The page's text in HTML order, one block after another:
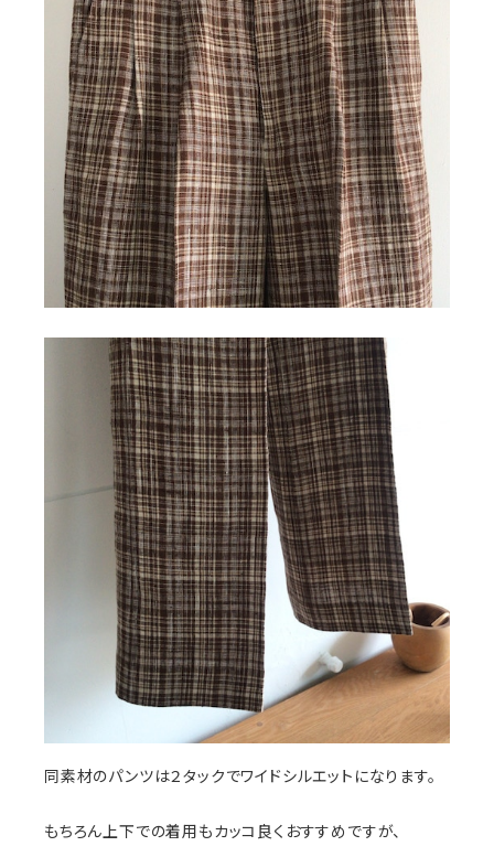
同素材のパンツは２タックでワイドシルエットになります。
もちろん上下での着用もカッコ良くおすすめですが、